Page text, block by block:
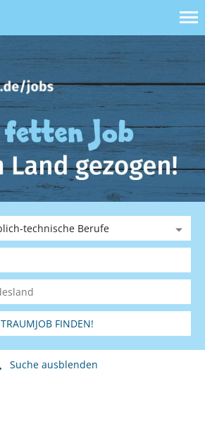
TRAUMJOB FINDEN!
Suche ausblenden